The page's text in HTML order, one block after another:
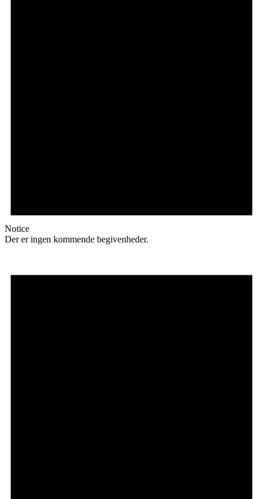
Notice
Der er ingen kommende begivenheder.